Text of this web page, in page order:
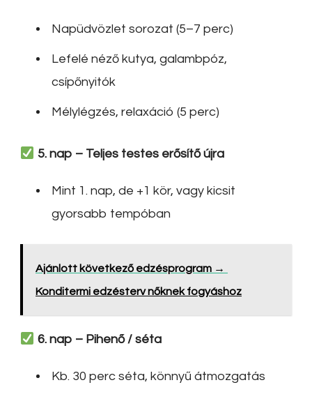
Napüdvözlet sorozat (5–7 perc)
Lefelé néző kutya, galambpóz,
csípőnyitók
Mélylégzés, relaxáció (5 perc)
5. nap – Teljes testes erősítő újra
Mint 1. nap, de +1 kör, vagy kicsit
gyorsabb tempóban
Ajánlott következő edzésprogram →
Konditermi edzésterv nőknek fogyáshoz
6. nap – Pihenő / séta
Kb. 30 perc séta, könnyű átmozgatás